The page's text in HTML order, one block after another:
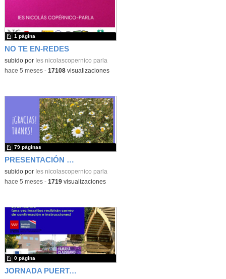
NO TE EN-REDES
subido por Ies nicolascopernico parla
1 página
-hace 5 meses- 17108visualizaciones
PRESENTACIÓN PUERTAS ABIERTAS 26
subido por Ies nicolascopernico parla
79 páginas
-hace 5 meses- 1719visualizaciones
JORNADA PUERTAS ABIERTAS IES NICOLAS COPERNICO 25-26
0 página